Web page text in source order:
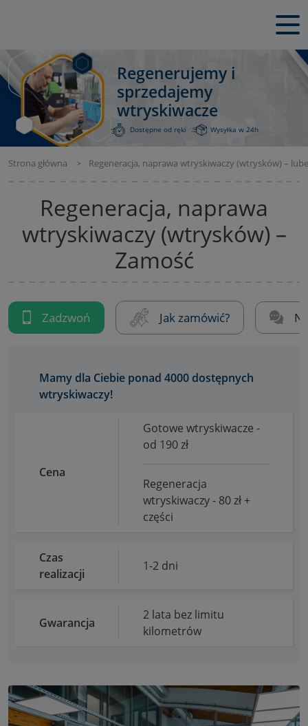
Regenerujemy i
sprzedajemy
wtryskiwacze
Dostępne od ręki Wysyłka w 24h
Strona główna Regeneracja, naprawa wtryskiwaczy (wtrysków) –
Regeneracja, naprawa
wtryskiwaczy (wtrysków) –
Zamość
Zadzwoń Jak zamówić?
Mamy dla Ciebie ponad 4000 dostępnych
wtryskiwaczy!
Cena
Gotowe wtryskiwacze -
od 190 zł
Regeneracja
wtryskiwaczy - 80 zł +
części
Czas
realizacji
1-2 dni
Gwarancja
2 lata bez limitu
kilometrów